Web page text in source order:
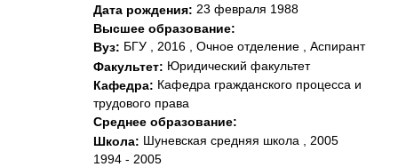
Дата рождения: 23 февраля 1988
Высшее образование:
Вуз: БГУ , 2016 , Очное отделение , Аспирант
Факультет: Юридический факультет
Кафедра: Кафедра гражданского процесса и
трудового права
Среднее образование:
Школа: Шуневская средняя школа , 2005
1994 - 2005